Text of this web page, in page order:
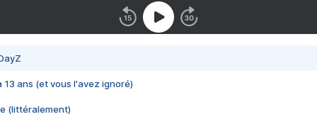
13 ans (et vous l'avez ignoré)
(littéralement)